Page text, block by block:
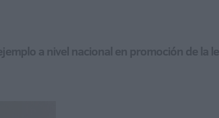
a nivel nacional en promoción de la